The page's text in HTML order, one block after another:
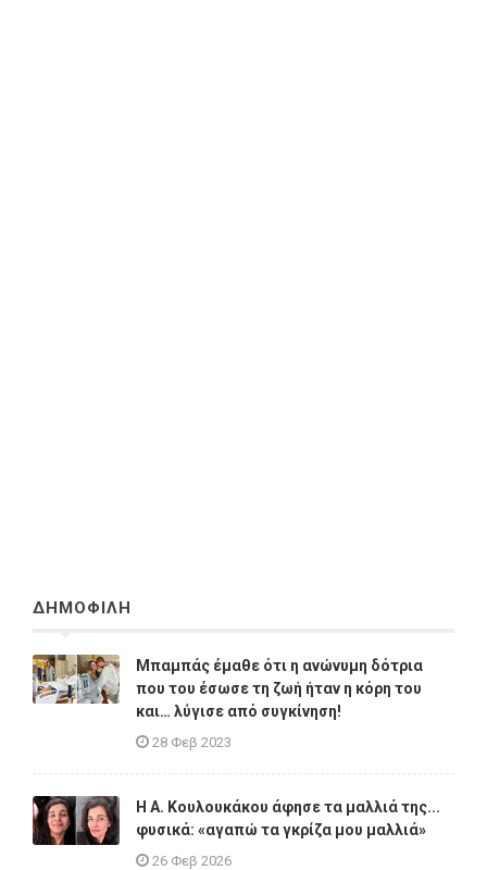
ΔΗΜΟΦΙΛΗ
Μπαμπάς έμαθε ότι η ανώνυμη δότρια
που του έσωσε τη ζωή ήταν η κόρη του
και… λύγισε από συγκίνηση!
28 Φεβ 2023
Η A. Κουλουκάκου άφησε τα μαλλιά της...
φυσικά: «αγαπώ τα γκρίζα μου μαλλιά»
26 Φεβ 2026